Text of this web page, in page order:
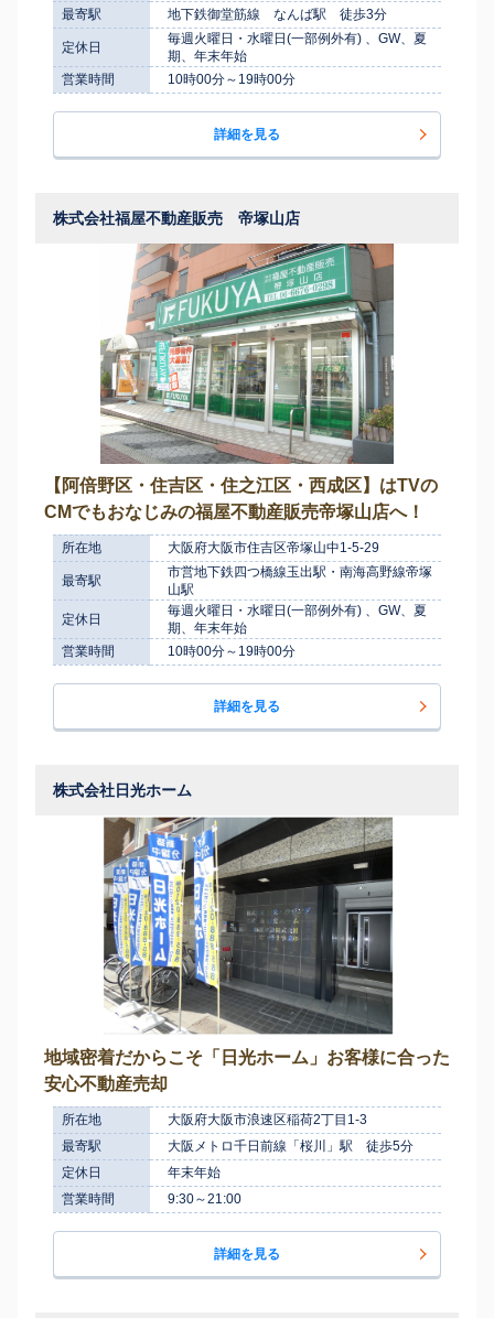
最寄駅
地下鉄御堂筋線 なんば駅 徒歩3分
定休日
毎週火曜日・水曜日(一部例外有) 、GW、夏
期、年末年始
営業時間
10時00分～19時00分
詳細を見る
株式会社福屋不動産販売 帝塚山店
【阿倍野区・住吉区・住之江区・西成区】はTVの
CMでもおなじみの福屋不動産販売帝塚山店へ！
所在地 大阪府大阪市住吉区帝塚山中1-5-29
最寄駅
市営地下鉄四つ橋線玉出駅・南海高野線帝塚
山駅
定休日
毎週火曜日・水曜日(一部例外有) 、GW、夏
期、年末年始
営業時間
10時00分～19時00分
詳細を見る
株式会社日光ホーム
地域密着だからこそ「日光ホーム」お客様に合った
安心不動産売却
所在地
大阪府大阪市浪速区稲荷2丁目1-3
最寄駅
大阪メトロ千日前線「桜川」駅 徒歩5分
定休日
年末年始
営業時間
9:30～21:00
詳細を見る